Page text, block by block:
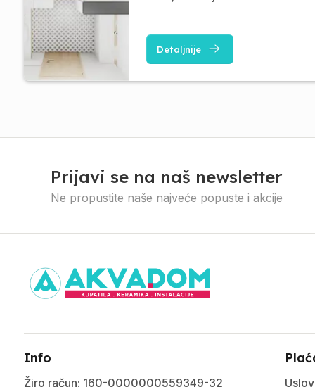
Detaljnije
Prijavi se na naš newsletter
Ne propustite naše najveće popuste i akcije
Info
Žiro račun: 160-0000000559349-32